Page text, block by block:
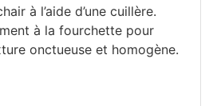
à l’aide d’une cuillère.
à la fourchette pour
onctueuse et homogène.